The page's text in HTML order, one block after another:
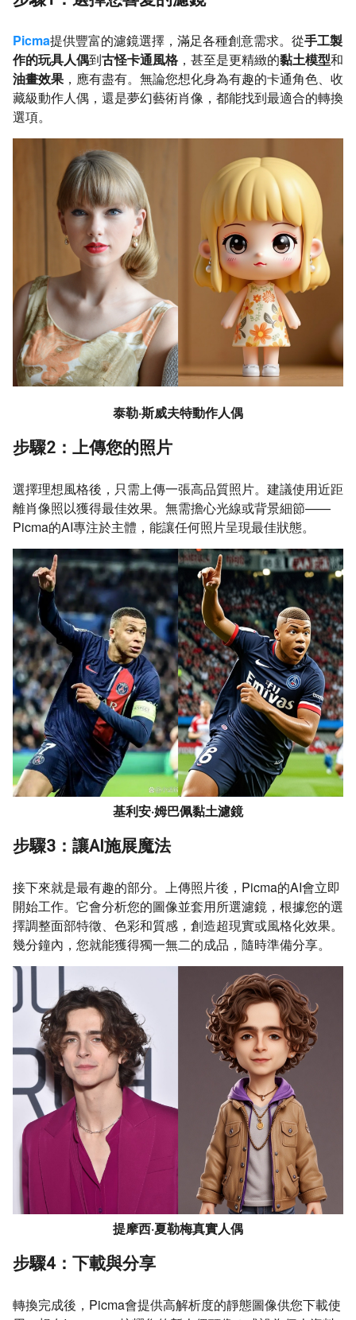
Picma提供豐富的濾鏡選擇，滿足各種創意需求。從手工製
作的玩具人偶到古怪卡通風格 ，甚至是更精緻的黏土模型和
油畫效果 ，應有盡有。無論您想化身為有趣的卡通角色、收
藏級動作人偶，還是夢幻藝術肖像，都能找到最適合的轉換
選項。
泰勒·斯威夫特動作人偶
步驟2：上傳您的照片
選擇理想風格後，只需上傳一張高品質照片。建議使用近距
離肖像照以獲得最佳效果。無需擔心光線或背景細節——
Picma的AI專注於主體，能讓任何照片呈現最佳狀態。
基利安·姆巴佩黏土濾鏡
步驟3：讓AI施展魔法
接下來就是最有趣的部分。上傳照片後，Picma的AI會立即
開始工作。它會分析您的圖像並套用所選濾鏡，根據您的選
擇調整面部特徵、色彩和質感，創造超現實或風格化效果。
幾分鐘內，您就能獲得獨一無二的成品，隨時準備分享。
提摩西·夏勒梅真實人偶
步驟4：下載與分享
轉換完成後，Picma會提供高解析度的靜態圖像供您下載使